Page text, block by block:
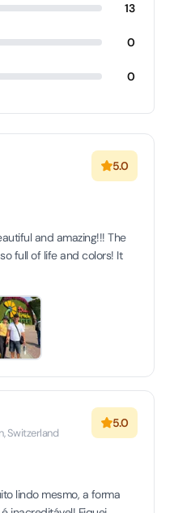
13
0
0
5.0
and amazing!!! The
full of life and colors! It
Switzerland
5.0
lindo mesmo, a forma